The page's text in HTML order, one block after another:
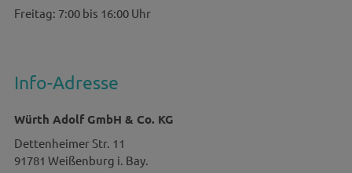
Freitag: 7:00 bis 16:00 Uhr
Info-Adresse
Würth Adolf GmbH & Co. KG
Dettenheimer Str. 11
91781 Weißenburg i. Bay.